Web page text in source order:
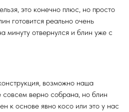
это конечно плюс, но просто
готовится реально очень
минуту отвернулся и блин уже с
возможно наша
совсем верно собрана, но блин
к основе явно косо или это у нас